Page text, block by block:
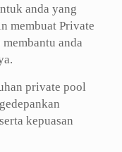
anda yang
membuat Private
anda
private pool
kepuasan